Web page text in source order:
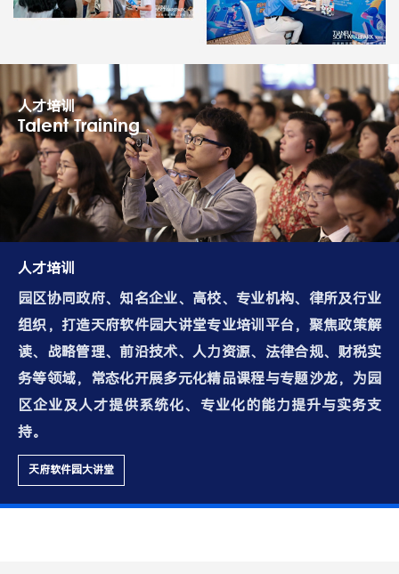
人才培训
Talent Training
人才培训
园区协同政府、知名企业、高校、专业机构、律所及行业
组织，打造天府软件园大讲堂专业培训平台，聚焦政策解
读、战略管理、前沿技术、人力资源、法律合规、财税实
务等领域，常态化开展多元化精品课程与专题沙龙，为园
区企业及人才提供系统化、专业化的能力提升与实务支
持。
天府软件园大讲堂